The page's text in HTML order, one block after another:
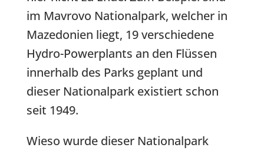
im Mavrovo Nationalpark, welcher in
Mazedonien liegt, 19 verschiedene
Hydro-Powerplants an den Flüssen
innerhalb des Parks geplant und
dieser Nationalpark existiert schon
seit 1949.
Wieso wurde dieser Nationalpark